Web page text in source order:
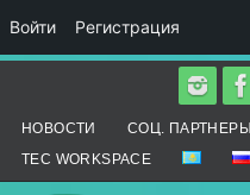
содержимому
Войти Регистрация
НОВОСТИ СОЦ. ПАРТНЕРЫ
TEC WORKSPACE